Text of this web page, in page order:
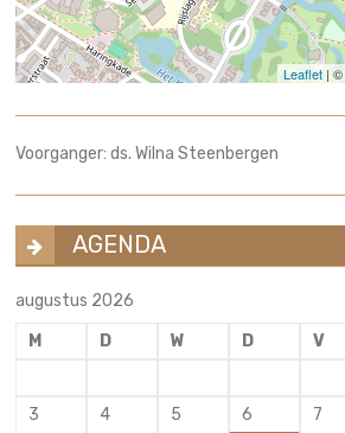
Leaflet| ©
Voorganger: ds. Wilna Steenbergen
AGENDA
augustus 2026
M
D W D V
3
4 5 6 7